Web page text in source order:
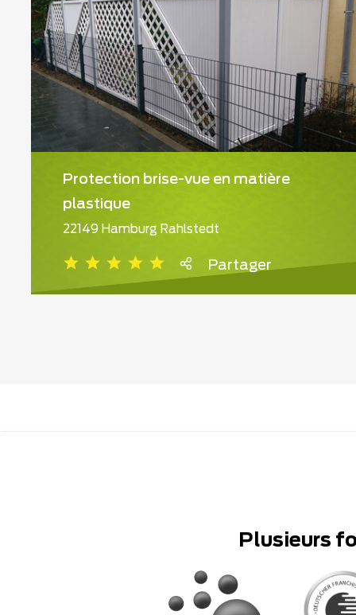
Protection brise-vue en matière
plastique
22149 Hamburg Rahlstedt
Partager
Plusieurs